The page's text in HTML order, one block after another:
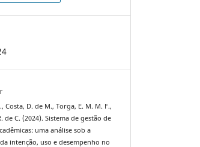
Costa, D. de M., Torga, E. M. M. F.,
de C. (2024). Sistema de gestão de
uma análise sob a
intenção, uso e desempenho no